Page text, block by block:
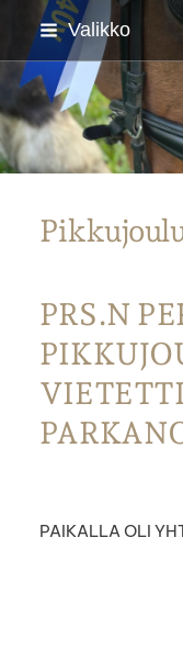
Siirry
sivun
sisältöön
Valikko
PRS.N
PAIKALLA OLI